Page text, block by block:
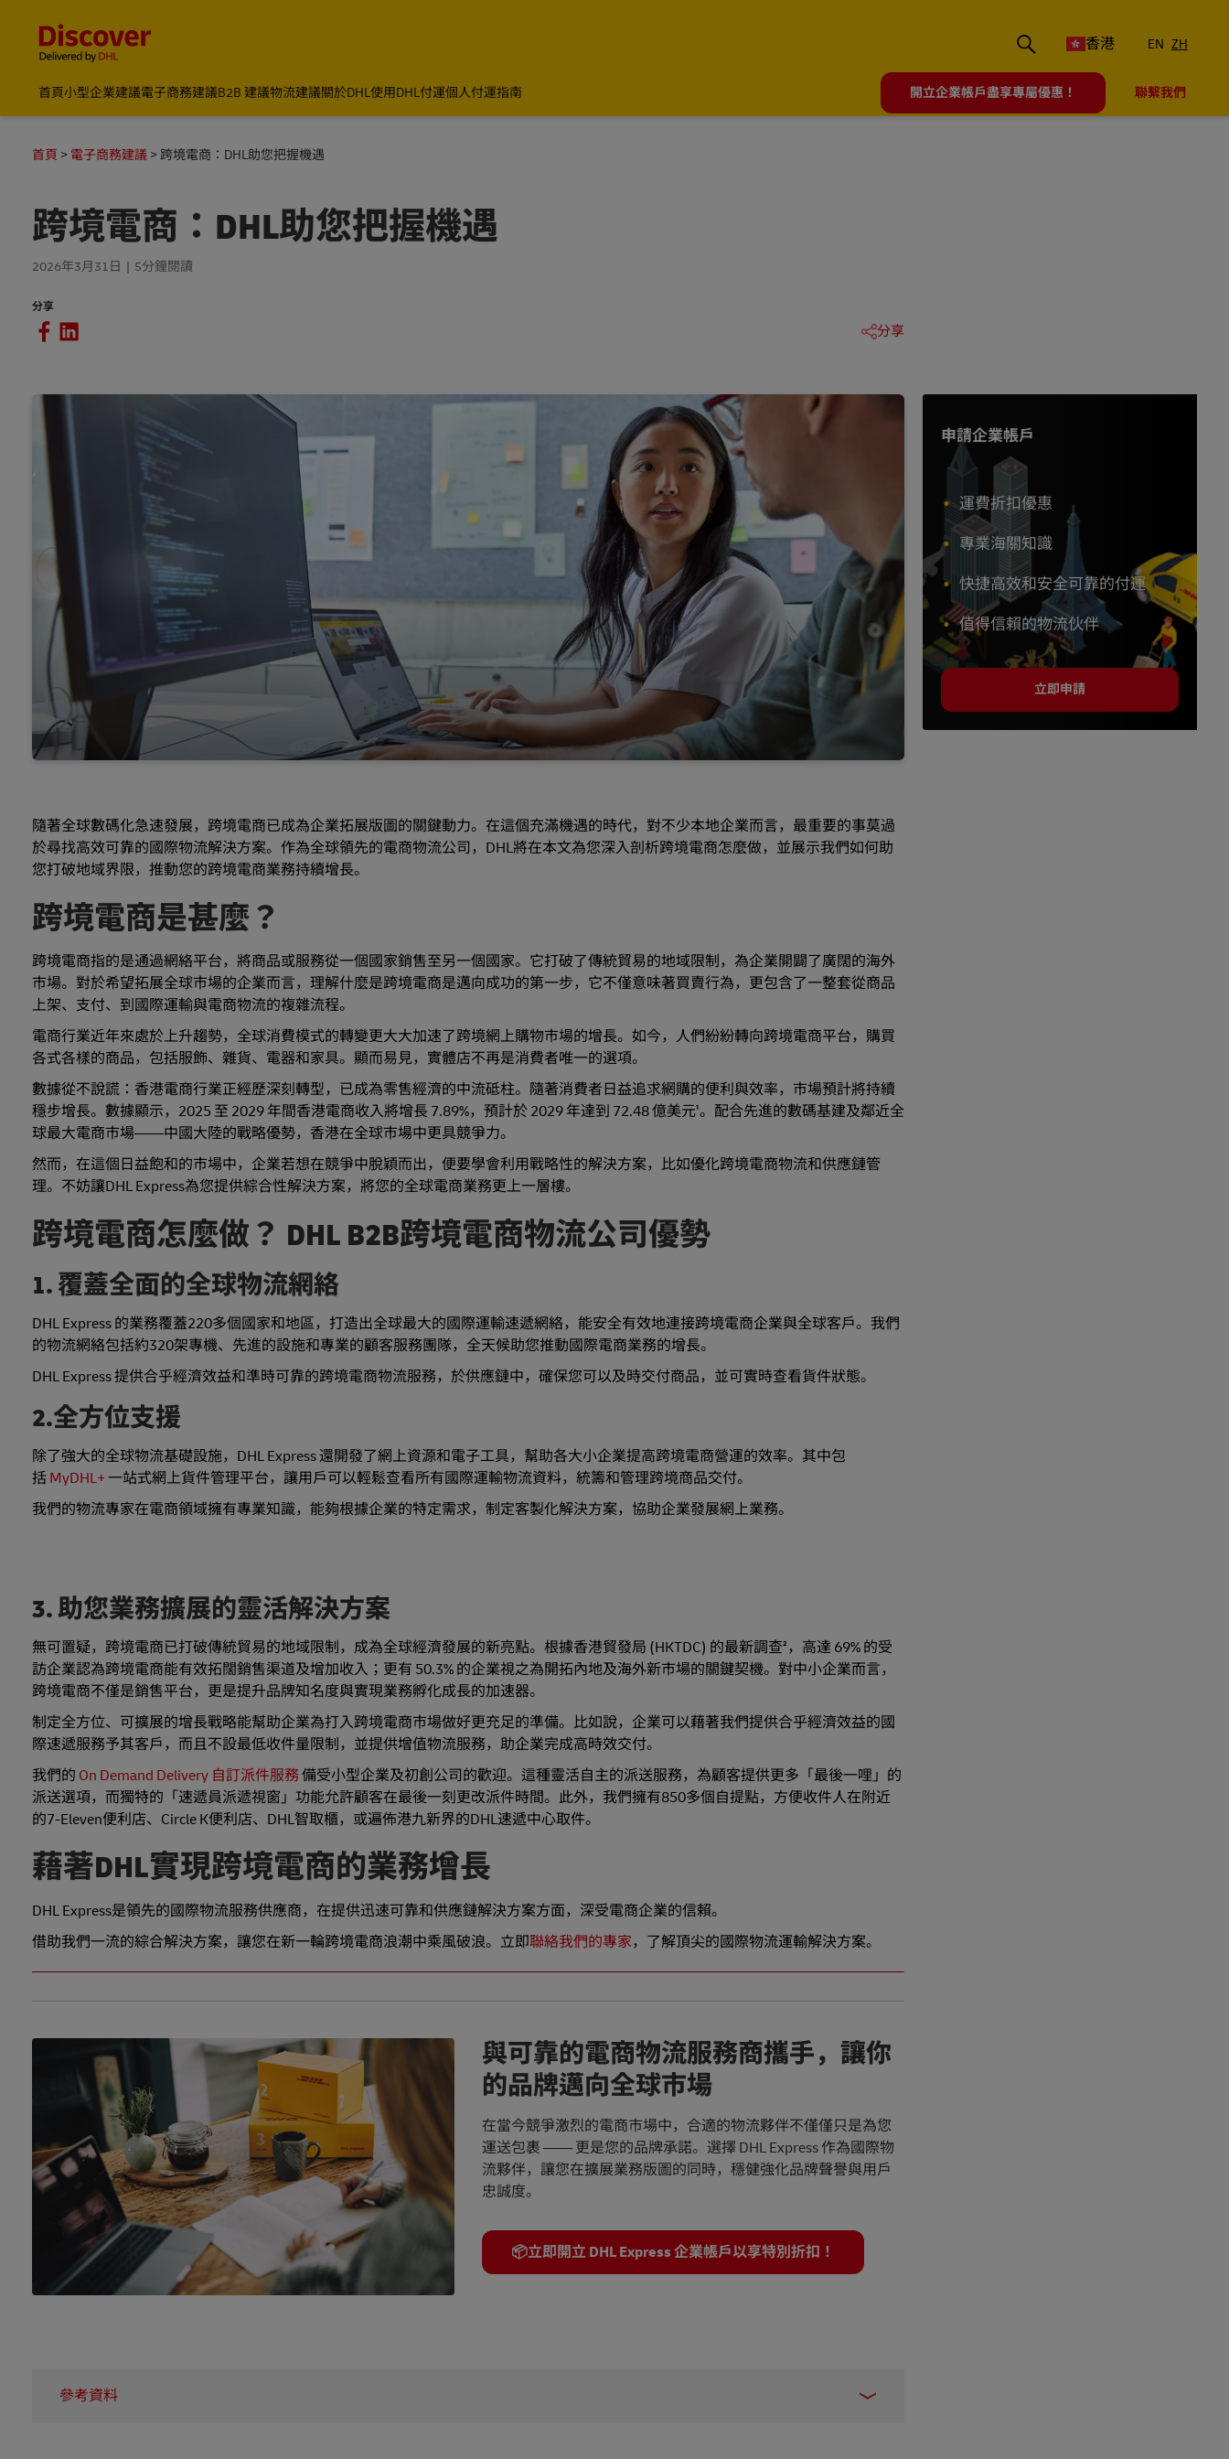
香港
EN ZH
首頁小型企業建議電子商務建議B2B 建議物流建議關於DHL使用DHL付運個人付運指南 開立企業帳戶盡享專屬優惠！ 聯繫我們
首頁 電子商務建議 跨境電商：DHL助您把握機遇
跨境電商：DHL助您把握機遇
2026年3月31日 5分鐘閱讀
分享
分享
隨著全球數碼化急速發展，跨境電商已成為企業拓展版圖的關鍵動力。在這個充滿機遇的時代，對不少本地企業而言，最重要的事莫過
於尋找高效可靠的國際物流解決方案。作為全球領先的電商物流公司，DHL將在本文為您深入剖析跨境電商怎麼做，並展示我們如何助
您打破地域界限，推動您的跨境電商業務持續增長。
跨境電商是甚麼？
跨境電商指的是通過網絡平台，將商品或服務從一個國家銷售至另一個國家。它打破了傳統貿易的地域限制，為企業開闢了廣闊的海外
市場。對於希望拓展全球市場的企業而言，理解什麼是跨境電商是邁向成功的第一步，它不僅意味著買賣行為，更包含了一整套從商品
上架、支付、到國際運輸與電商物流的複雜流程。
電商行業近年來處於上升趨勢，全球消費模式的轉變更大大加速了跨境網上購物巿場的增長。如今，人們紛紛轉向跨境電商平台，購買
各式各樣的商品，包括服飾、雜貨、電器和家具。顯而易見，實體店不再是消費者唯一的選項。
數據從不說謊：香港電商行業正經歷深刻轉型，已成為零售經濟的中流砥柱。隨著消費者日益追求網購的便利與效率，市場預計將持續
穩步增長。數據顯示，2025 至 2029 年間香港電商收入將增長 7.89%，預計於 2029 年達到 72.48 億美元¹。配合先進的數碼基建及鄰近全
球最大電商市場——中國大陸的戰略優勢，香港在全球市場中更具競爭力。
然而，在這個日益飽和的市場中，企業若想在競爭中脫穎而出，便要學會利用戰略性的解決方案，比如優化跨境電商物流和供應鏈管
理。不妨讓DHL Express為您提供綜合性解決方案，將您的全球電商業務更上一層樓。
跨境電商怎麼做？ DHL B2B跨境電商物流公司優勢
1. 覆蓋全面的全球物流網絡
DHL Express 的業務覆蓋220多個國家和地區，打造出全球最大的國際運輸速遞網絡，能安全有效地連接跨境電商企業與全球客戶。我們
的物流網絡包括約320架專機、先進的設施和專業的顧客服務團隊，全天候助您推動國際電商業務的增長。
DHL Express 提供合乎經濟效益和準時可靠的跨境電商物流服務，於供應鏈中，確保您可以及時交付商品，並可實時查看貨件狀態。
2.全方位支援
除了強大的全球物流基礎設施，DHL Express 還開發了網上資源和電子工具，幫助各大小企業提高跨境電商營運的效率。其中包
括 MyDHL+一站式網上貨件管理平台，讓用戶可以輕鬆查看所有國際運輸物流資料，統籌和管理跨境商品交付。
我們的物流專家在電商領域擁有專業知識，能夠根據企業的特定需求，制定客製化解決方案，協助企業發展網上業務。
3. 助您業務擴展的靈活解決方案
無可置疑，跨境電商已打破傳統貿易的地域限制，成為全球經濟發展的新亮點。根據香港貿發局 (HKTDC) 的最新調查²，高達 69% 的受
訪企業認為跨境電商能有效拓闊銷售渠道及增加收入；更有 50.3% 的企業視之為開拓內地及海外新市場的關鍵契機。對中小企業而言，
跨境電商不僅是銷售平台，更是提升品牌知名度與實現業務孵化成長的加速器。
制定全方位、可擴展的增長戰略能幫助企業為打入跨境電商市場做好更充足的準備。比如說，企業可以藉著我們提供合乎經濟效益的國
際速遞服務予其客戶，而且不設最低收件量限制，並提供增值物流服務，助企業完成高時效交付。
我們的 On Demand Delivery 自訂派件服務備受小型企業及初創公司的歡迎。這種靈活自主的派送服務，為顧客提供更多「最後一哩」的
派送選項，而獨特的「速遞員派遞視窗」功能允許顧客在最後一刻更改派件時間。此外，我們擁有850多個自提點，方便收件人在附近
的7-Eleven便利店、Circle K便利店、DHL智取櫃，或遍佈港九新界的DHL速遞中心取件。
藉著DHL實現跨境電商的業務增長
DHL Express是領先的國際物流服務供應商，在提供迅速可靠和供應鏈解決方案方面，深受電商企業的信賴。
借助我們一流的綜合解決方案，讓您在新一輪跨境電商浪潮中乘風破浪。立即聯絡我們的專家，了解頂尖的國際物流運輸解決方案。
與可靠的電商物流服務商攜手，讓你
的品牌邁向全球市場
在當今競爭激烈的電商市場中，合適的物流夥伴不僅僅只是為您
運送包裹 —— 更是您的品牌承諾。選擇 DHL Express 作為國際物
流夥伴，讓您在擴展業務版圖的同時，穩健強化品牌聲譽與用戶
忠誠度。
📦立即開立 DHL Express 企業帳戶以享特別折扣！
參考資料
申請企業帳戶
運費折扣優惠
專業海關知識
快捷高效和安全可靠的付運
值得信賴的物流伙伴
立即申請